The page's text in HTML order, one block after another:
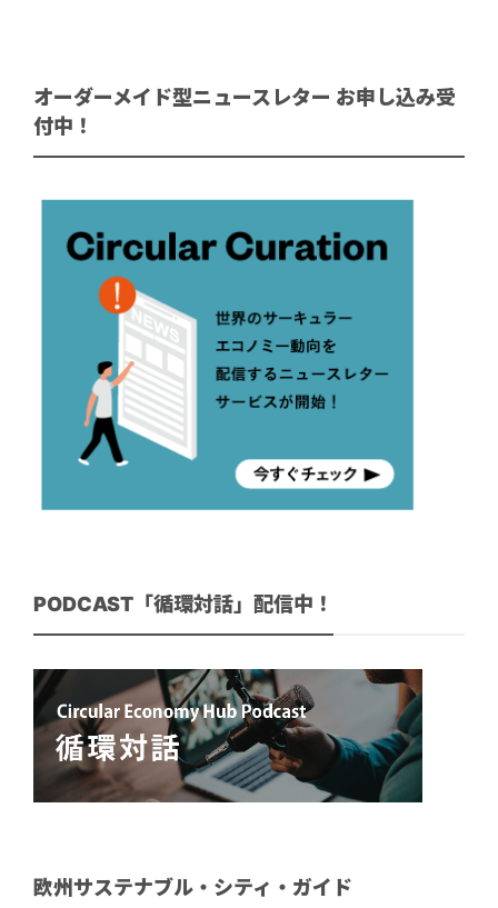
オーダーメイド型ニュースレター お申し込み受
付中！
PODCAST「循環対話」配信中！
欧州サステナブル・シティ・ガイド